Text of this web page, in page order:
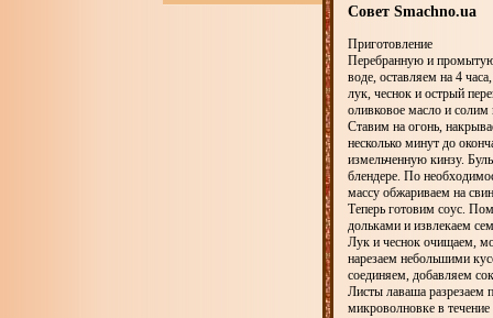
Совет Smachno.ua
Приготовление
Перебранную и
воде, оставляем на 4
лук, чеснок и острый
оливковое масло и солим
Ставим на огонь,
несколько минут до
измельченную кинзу.
блендере. По
массу обжариваем на
Теперь готовим соус.
дольками и извлекаем
Лук и чеснок очищаем,
нарезаем небольшими
соединяем, добавляем
Листы лаваша разрезаем
микроволновке в